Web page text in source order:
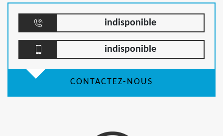
indisponible
indisponible
CONTACTEZ-NOUS